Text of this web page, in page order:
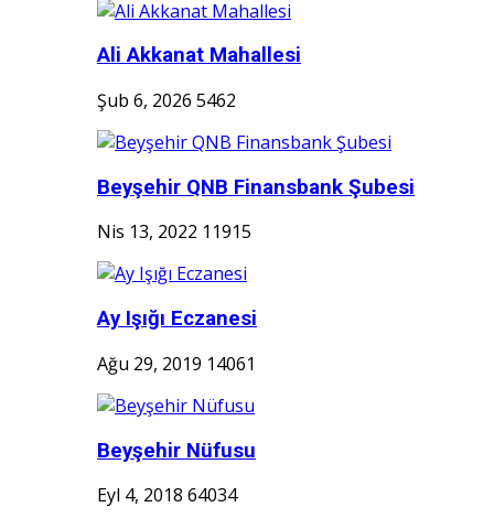
Ali Akkanat Mahallesi
Şub 6, 2026 5462
Beyşehir QNB Finansbank Şubesi
Nis 13, 2022 11915
Ay Işığı Eczanesi
Ağu 29, 2019 14061
Beyşehir Nüfusu
Eyl 4, 2018 64034